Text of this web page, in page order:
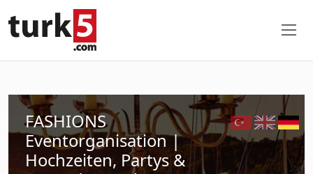
FASHIONS
Eventorganisation |
Hochzeiten, Partys &